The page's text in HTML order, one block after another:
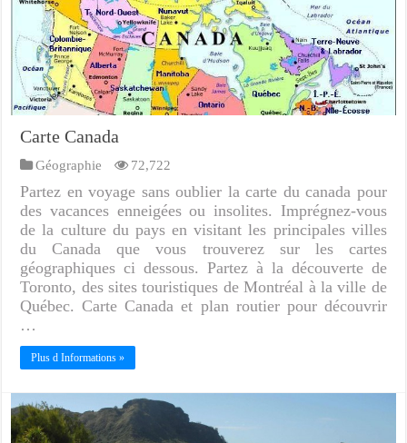
Carte Canada
Géographie 72,722
Partez en voyage sans oublier la carte du canada pour
des vacances enneigées ou insolites. Imprégnez-vous
de la culture du pays en visitant les principales villes
du Canada que vous trouverez sur les cartes
géographiques ci dessous. Partez à la découverte de
Toronto, des sites touristiques de Montréal à la ville de
Québec. Carte Canada et plan routier pour découvrir
…
Plus d Informations »